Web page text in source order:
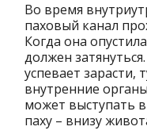
Во время
паховый канал
Когда она
должен
успевает зарасти,
внутренние
может выступать
паху – внизу